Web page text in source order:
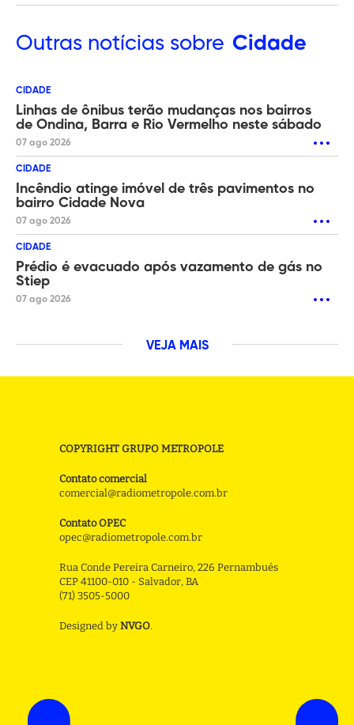
Outras notícias sobre Cidade
CIDADE
Linhas de ônibus terão mudanças nos bairros
de Ondina, Barra e Rio Vermelho neste sábado
07 ago 2026
CIDADE
Incêndio atinge imóvel de três pavimentos no
bairro Cidade Nova
07 ago 2026
CIDADE
Prédio é evacuado após vazamento de gás no
Stiep
07 ago 2026
VEJA MAIS
COPYRIGHT GRUPO METROPOLE
Contato comercial
comercial@radiometropole.com.br
Contato OPEC
opec@radiometropole.com.br
Rua Conde Pereira Carneiro, 226 Pernambués
CEP 41100-010 - Salvador, BA
(71) 3505-5000
Designed by NVGO.